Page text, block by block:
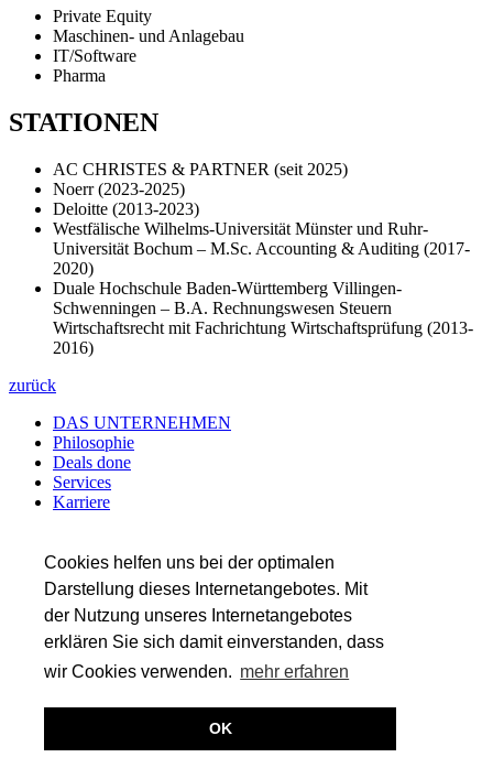
Cookies helfen uns bei der optimalen
Darstellung dieses Internetangebotes. Mit
der Nutzung unseres Internetangebotes
erklären Sie sich damit einverstanden, dass
wir Cookies verwenden. mehr erfahren
OK
Private Equity
Maschinen- und Anlagebau
IT/Software
Pharma
STATIONEN
AC CHRISTES & PARTNER (seit 2025)
Noerr (2023-2025)
Deloitte (2013-2023)
Westfälische Wilhelms-Universität Münster und Ruhr-
Universität Bochum – M.Sc. Accounting & Auditing (2017-
2020)
Duale Hochschule Baden-Württemberg Villingen-
Schwenningen – B.A. Rechnungswesen Steuern
Wirtschaftsrecht mit Fachrichtung Wirtschaftsprüfung (2013-
2016)
zurück
DAS UNTERNEHMEN
Philosophie
Deals done
Services
Karriere
Insights
SERVICES
Transaktionsberatung
Wirtschaftsprüfung
Valuation & Financial Modeling
Impressum